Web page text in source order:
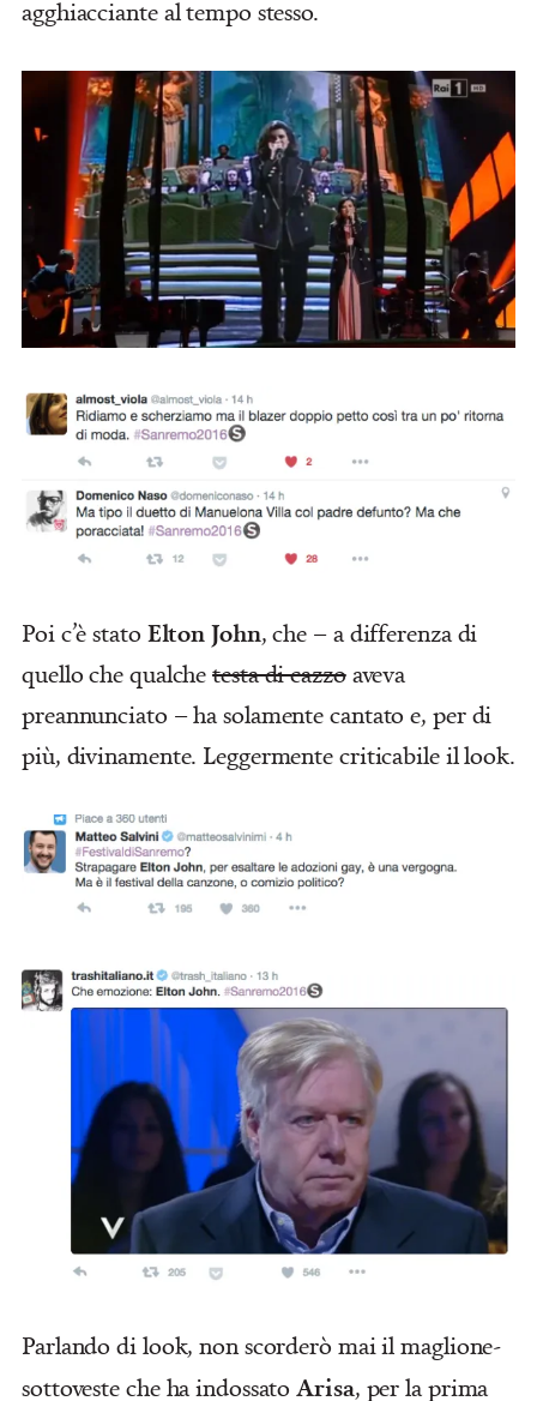
agghiacciante al tempo stesso.
Poi c’è stato Elton John, che – a differenza di
quello che qualchetesta di cazzoaveva
preannunciato – ha solamente cantato e, per di
più, divinamente. Leggermente criticabile il look.
Parlando di look, non scorderò mai il maglione-
sottoveste che ha indossatoArisa, per la prima